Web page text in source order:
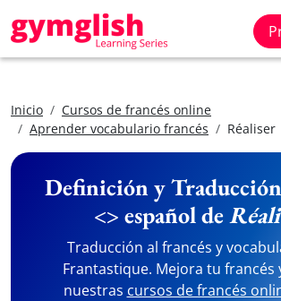
Inicio
Cursos de francés online
Aprender vocabulario francés
Réaliser
Definición y
<> español de
Traducción al francés y
Frantastique. Mejora tu francés
nuestras cursos de francés